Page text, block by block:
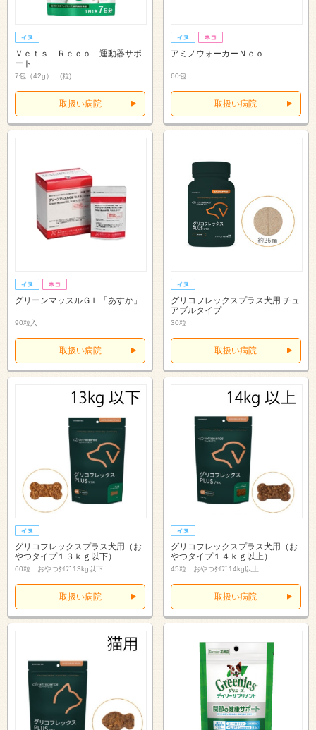
Ｖｅｔｓ Ｒｅｃｏ 運動器サポ
ート
7包（42g） (粒)
取扱い病院
アミノウォーカーＮｅｏ
60包
取扱い病院
グリーンマッスルＧＬ「あすか」
90粒入
取扱い病院
グリコフレックスプラス犬用 チュ
アブルタイプ
30粒
取扱い病院
グリコフレックスプラス犬用（お
やつタイプ１３ｋｇ以下）
60粒 おやつﾀｲﾌﾟ13kg以下
取扱い病院
グリコフレックスプラス犬用（お
やつタイプ１４ｋｇ以上）
45粒 おやつﾀｲﾌﾟ14kg以上
取扱い病院